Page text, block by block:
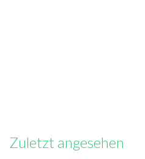
Zuletzt angesehen